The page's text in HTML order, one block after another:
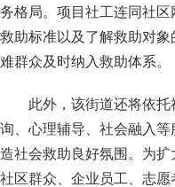
务格局。项目社工连同社
救助标准以及了解救助对
难群众及时纳入救助体系。
此外，该街道还将依
询、心理辅导、社会融入
造社会救助良好氛围。为
社区群众、企业员工、志愿